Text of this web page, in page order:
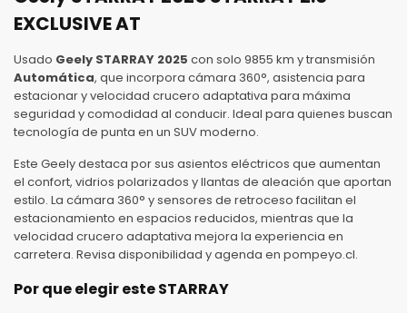
EXCLUSIVE AT
Usado Geely STARRAY 2025 con solo 9855 km y transmisión
Automática, que incorpora cámara 360°, asistencia para
estacionar y velocidad crucero adaptativa para máxima
seguridad y comodidad al conducir. Ideal para quienes buscan
tecnología de punta en un SUV moderno.
Este Geely destaca por sus asientos eléctricos que aumentan
el confort, vidrios polarizados y llantas de aleación que aportan
estilo. La cámara 360° y sensores de retroceso facilitan el
estacionamiento en espacios reducidos, mientras que la
velocidad crucero adaptativa mejora la experiencia en
carretera. Revisa disponibilidad y agenda en pompeyo.cl.
Por que elegir este STARRAY